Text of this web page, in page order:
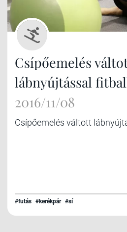
Csípőemelés
lábnyújtással
2016/11/08
Csípőemelés váltott
#futás #kerékpár #sí